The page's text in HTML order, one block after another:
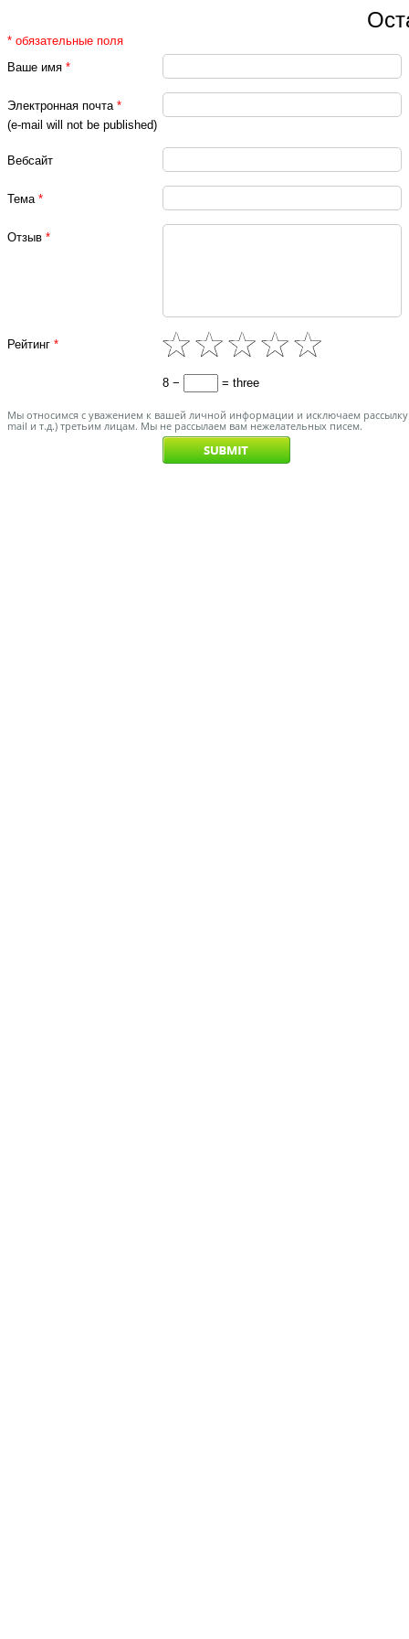
* обязательные поля
Ваше имя *
Электронная почта *
(e-mail will not be published)
Вебсайт
Тема *
Отзыв *
Рейтинг *
8 − = three
Мы относимся с уважением к вашей личной информации и исключаем
mail и т.д.) третьим лицам. Мы не рассылаем вам нежелательных писем.